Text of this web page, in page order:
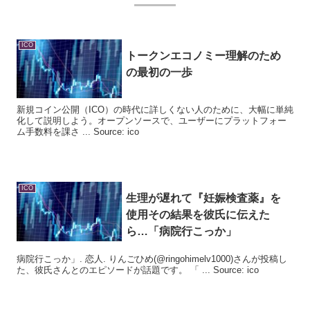
ICO
トークンエコノミー理解のため
の最初の一歩
新規コイン公開（ICO）の時代に詳しくない人のために、大幅に単純
化して説明しよう。オープンソースで、ユーザーにプラットフォー
ム手数料を課さ ... Source: ico
ICO
生理が遅れて『妊娠検査薬』を
使用その結果を彼氏に伝えた
ら…「病院行こっか」
病院行こっか」. 恋人. りんごひめ(@ringohimelv1000)さんが投稿し
た、彼氏さんとのエピソードが話題です。 「 ... Source: ico